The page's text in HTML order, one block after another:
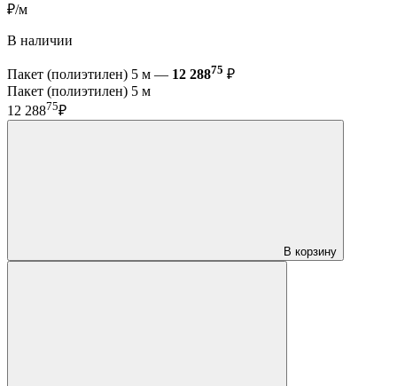
₽/м
В наличии
Пакет (полиэтилен) 5 м — 12 28875 ₽
Пакет (полиэтилен) 5 м
12 28875₽
В корзину